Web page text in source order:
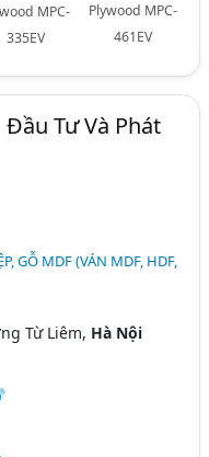
MPC-
335EV
Plywood MPC-
461EV
Đầu Tư Và Phát
GỖ MDF (VÁN MDF, HDF,
Từ Liêm, Hà Nội